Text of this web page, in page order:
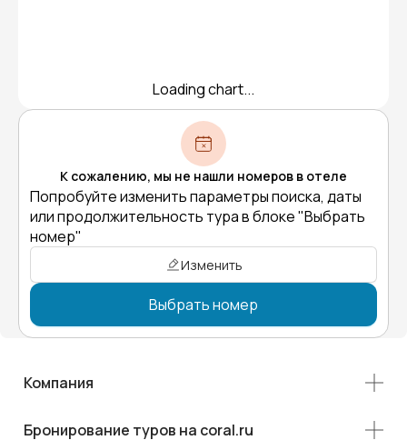
Loading chart...
К сожалению, мы не нашли номеров в отеле
Попробуйте изменить параметры поиска, даты
или продолжительность тура в блоке "Выбрать
номер"
Изменить
Выбрать номер
Компания
Бронирование туров на coral.ru